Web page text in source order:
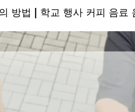
방법 | 학교 행사 커피 음료